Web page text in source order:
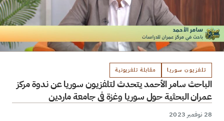
تلفزيون سوريا مقابلة تلفزيونية
الباحث سامر الأحمد يتحدث لتلفزيون سوريا عن ندوة مركز
عمران البحثية حول سوريا وغزة في جامعة ماردين
28 نوفمبر 2023